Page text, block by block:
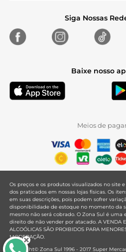
Siga Nossas
Baixe nosso
Meios de
Os preços e os produtos visualizados no site
dos praticados em nossas lojas físicas. Os
em suas descrições, pois podem sofrer
disponibilidade de estoque no momento da
mesmo não será cobrado. O Zona Sul é uma
direito de não vender por atacado. A VENDA
ALCOÓLICAS SÃO PROIBIDOS PARA
MODERAÇÃO.
Copyright© Zona Sul 1996 - 2017 Super